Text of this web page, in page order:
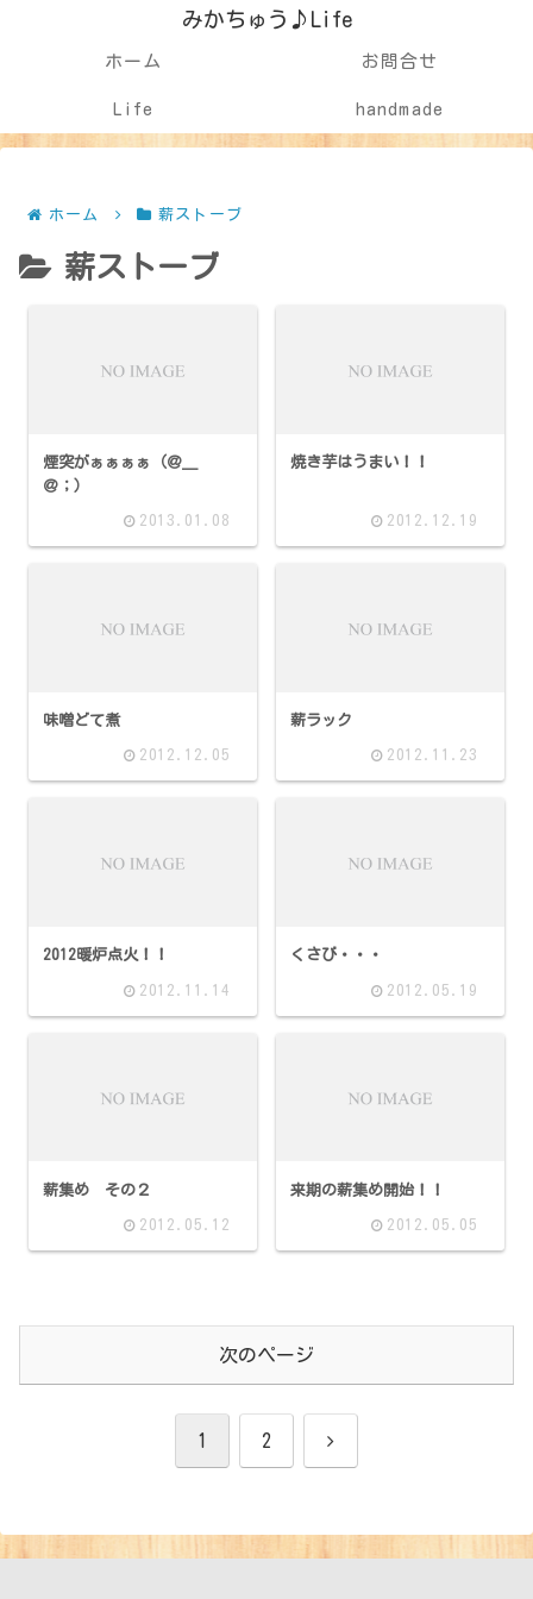
みかちゅう♪Life
ホーム お問合せ
Life handmade
ホーム 薪ストーブ
薪ストーブ
煙突がぁぁぁぁ（＠＿
＠；）
2013.01.08
焼き芋はうまい！！
2012.12.19
味噌どて煮
2012.12.05
薪ラック
2012.11.23
2012暖炉点火！！
2012.11.14
くさび・・・
2012.05.19
薪集め その２
2012.05.12
来期の薪集め開始！！
2012.05.05
次のページ
1 2 次